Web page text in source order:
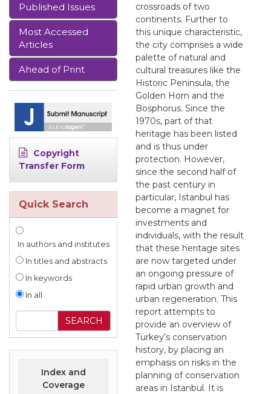
Published Issues
Most Accessed
Articles
Ahead of Print
Copyright
Transfer Form
Quick Search
In authors and institutes
In titles and abstracts
In keywords
In all
Index and
Coverage
crossroads of two
continents. Further to
this unique characteristic,
the city comprises a wide
palette of natural and
cultural treasures like the
Historic Peninsula, the
Golden Horn and the
Bosphorus. Since the
1970s, part of that
heritage has been listed
and is thus under
protection. However,
since the second half of
the past century in
particular, Istanbul has
become a magnet for
investments and
individuals, with the result
that these heritage sites
are now targeted under
an ongoing pressure of
rapid urban growth and
urban regeneration. This
report attempts to
provide an overview of
Turkey’s conservation
history, by placing an
emphasis on risks in the
planning of conservation
areas in Istanbul. It is